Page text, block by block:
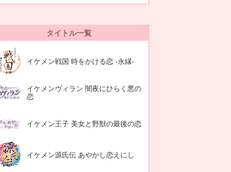
タイトル一覧
イケメン戦国 時をかける恋 -永縁-
イケメンヴィラン 闇夜にひらく悪の
恋
イケメン王子 美女と野獣の最後の恋
イケメン源氏伝 あやかし恋えにし